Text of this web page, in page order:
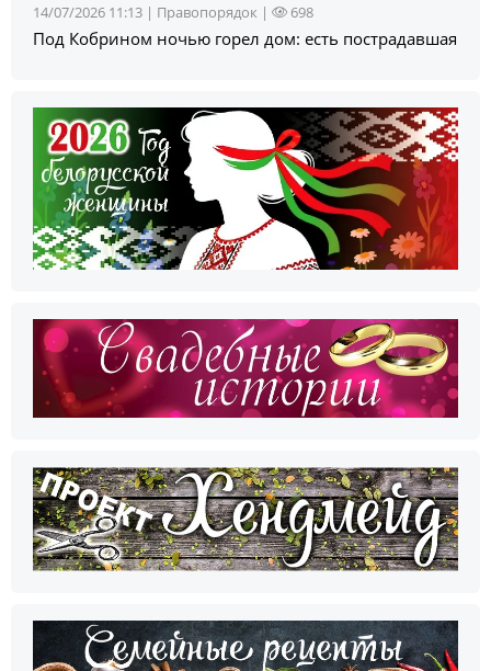
14/07/2026 11:13 | Правопорядок | 698
Под Кобрином ночью горел дом: есть пострадавшая